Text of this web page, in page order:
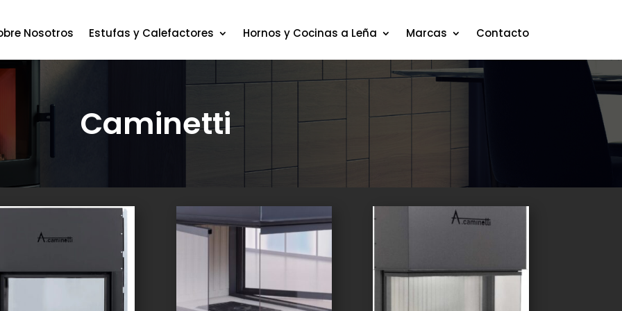
Nosotros Estufas y Calefactores Hornos y Cocinas a Leña Marcas Contacto
Caminetti